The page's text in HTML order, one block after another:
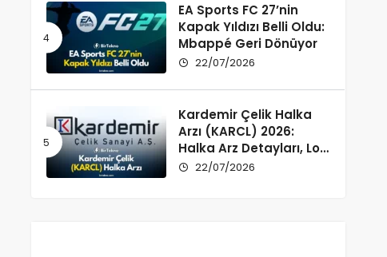
EA Sports FC 27’nin
Kapak Yıldızı Belli Oldu:
Mbappé Geri Dönüyor
22/07/2026
Kardemir Çelik Halka
Arzı (KARCL) 2026:
Halka Arz Detayları, Lot
Dağılımı ve Şirket Profili
22/07/2026